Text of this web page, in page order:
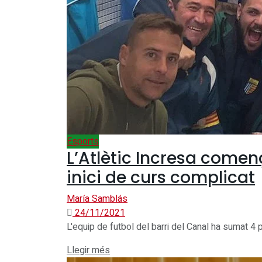
Sense resultats
Veure tots els resultats
Sense resultats
Veure tots els resultats
Esports
L’Atlètic Incresa
inici de curs complicat
María Samblás
24/11/2021
L'equip de futbol del barri del Canal ha sumat 4
Llegir més